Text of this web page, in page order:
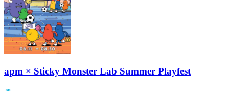
apm × Sticky Monster Lab Summer Playfest